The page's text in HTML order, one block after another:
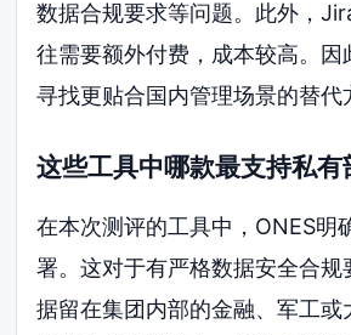
数据合规要求等问题。此外，
往需要额外付费，成本较高。因
寻找更贴合国内管理场景的替代
这些工具中哪款最支持私有
在本次测评的工具中，ONES明
署。这对于有严格数据安全合规
据留在集团内部的金融、军工或